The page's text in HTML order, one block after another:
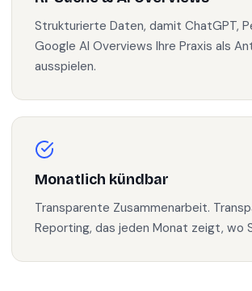
Strukturierte Daten, damit ChatGPT,
Google AI Overviews Ihre Praxis als
ausspielen.
Monatlich kündbar
Transparente Zusammenarbeit.
Reporting, das jeden Monat zeigt, wo